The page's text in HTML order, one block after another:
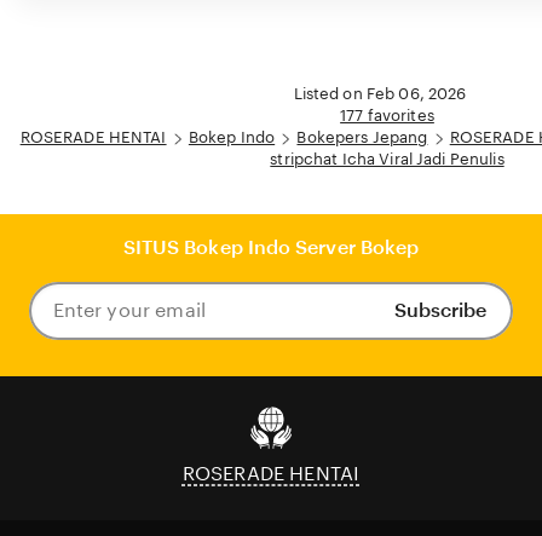
Listed on Feb 06, 2026
177 favorites
ROSERADE HENTAI
Bokep Indo Bokepers Jepang
stripchat Icha Viral Jadi Penulis
SITUS Bokep Indo Server Bokep
Enter
your
Subscribe
ROSERADE HENTAI